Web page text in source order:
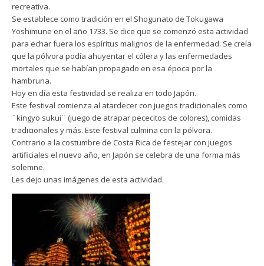
recreativa.
Se establece como tradición en el Shogunato de Tokugawa
Yoshimune en el año 1733. Se dice que se comenzó esta actividad
para echar fuera los espíritus malignos de la enfermedad. Se creía
que la pólvora podía ahuyentar el cólera y las enfermedades
mortales que se habían propagado en esa época por la
hambruna.
Hoy en día esta festividad se realiza en todo Japón.
Este festival comienza al atardecer con juegos tradicionales como
¨kingyo sukui¨ (juego de atrapar pececitos de colores), comidas
tradicionales y más. Este festival culmina con la pólvora.
Contrario a la costumbre de Costa Rica de festejar con juegos
artificiales el nuevo año, en Japón se celebra de una forma más
solemne.
Les dejo unas imágenes de esta actividad.